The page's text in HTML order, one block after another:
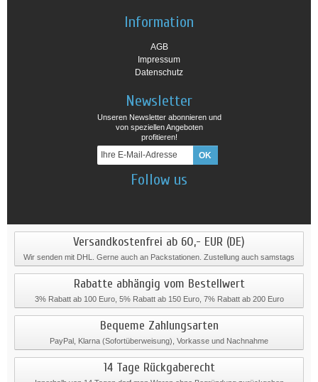
Information
AGB
Impressum
Datenschutz
Newsletter
Unseren Newsletter abonnieren und
von speziellen Angeboten
profitieren!
Follow us
Versandkostenfrei ab 60,- EUR (DE)
Wir senden mit DHL. Gerne auch an Packstationen. Zustellung auch samstags
Rabatte abhängig vom Bestellwert
3% Rabatt ab 100 Euro, 5% Rabatt ab 150 Euro, 7% Rabatt ab 200 Euro
Bequeme Zahlungsarten
PayPal, Klarna (Sofortüberweisung), Vorkasse und Nachnahme
14 Tage Rückgaberecht